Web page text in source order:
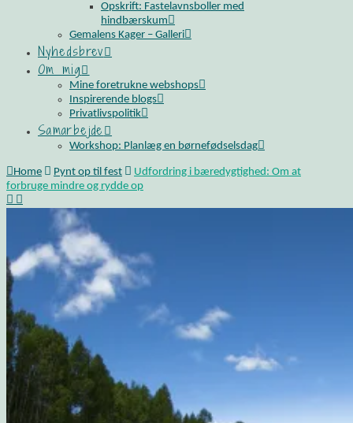
Opskrift: Fastelavnsboller med
hindbærskum
Gemalens Kager – Galleri
Nyhedsbrev
Om mig
Mine foretrukne webshops
Inspirerende blogs
Privatlivspolitik
Samarbejde
Workshop: Planlæg en børnefødselsdag
Home Pynt op til fest
Udfordring i bæredygtighed: Om at
forbruge mindre og rydde op